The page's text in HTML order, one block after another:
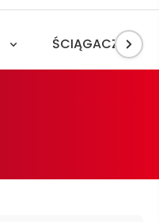
ŚCIĄGACZE